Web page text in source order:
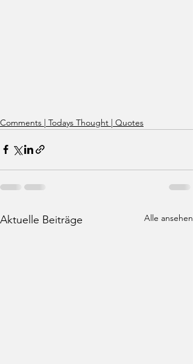
Comments | Todays Thought | Quotes
Aktuelle Beiträge Alle ansehen